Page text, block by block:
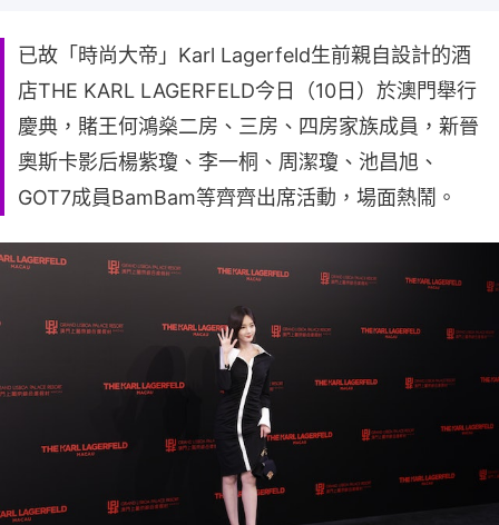
已故「時尚大帝」Karl Lagerfeld生前親自設計的酒
店THE KARL LAGERFELD今日（10日）於澳門舉行
慶典，賭王何鴻燊二房、三房、四房家族成員，新晉
奧斯卡影后楊紫瓊、李一桐、周潔瓊、池昌旭、
GOT7成員BamBam等齊齊出席活動，場面熱鬧。